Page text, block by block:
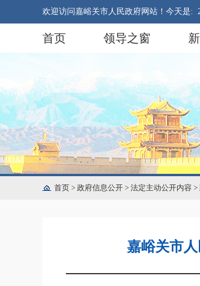
欢迎访问嘉峪关市人民政府网站！今天是:
首页 领导之窗
首页 > 政府信息公开 > 法定主动公开内容 >
嘉峪关市